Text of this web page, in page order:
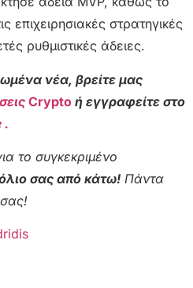
επιχειρησιακές στρατηγικές
ρυθμιστικές άδειες.
νέα, βρείτε μας
Crypto ή εγγραφείτε στο
.
το συγκεκριμένο
σας από κάτω! Πάντα